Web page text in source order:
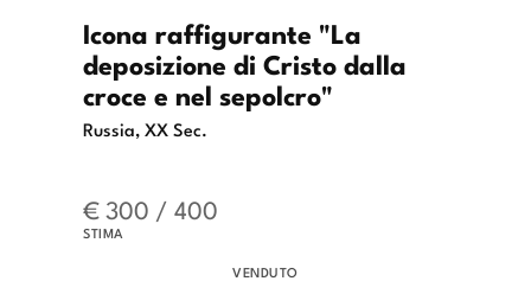
Icona raffigurante "La
deposizione di Cristo dalla
croce e nel sepolcro"
Russia, XX Sec.
€ 300 / 400
STIMA
VENDUTO